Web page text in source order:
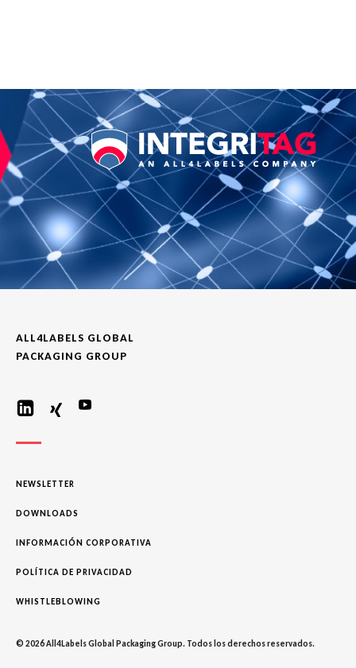
ALL4LABELS GLOBAL
PACKAGING GROUP
NEWSLETTER
DOWNLOADS
INFORMACIÓN CORPORATIVA
POLÍTICA DE PRIVACIDAD
WHISTLEBLOWING
© 2026 All4Labels Global Packaging Group. Todos los derechos reservados.